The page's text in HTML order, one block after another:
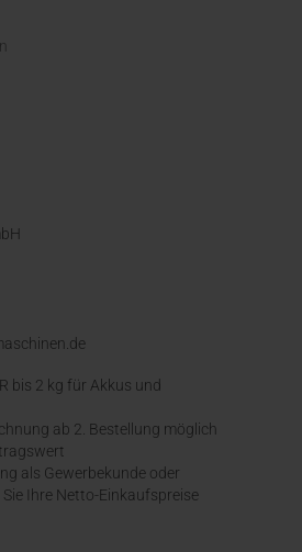
bis 2 kg für Akkus und
ab 2. Bestellung möglich
als Gewerbekunde oder
Ihre Netto-Einkaufspreise